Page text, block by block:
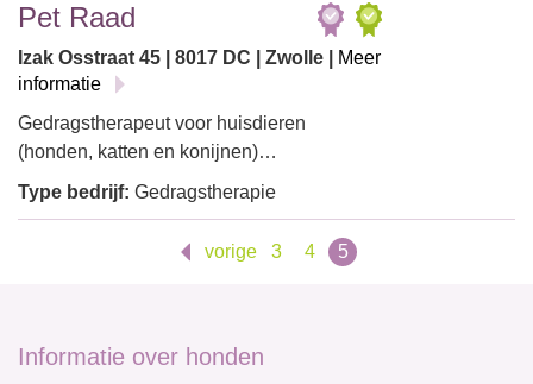
Pet Raad
Izak Osstraat 45 | 8017 DC | Zwolle |
Meer
informatie
Gedragstherapeut voor huisdieren
(honden, katten en konijnen)…
Type bedrijf: Gedragstherapie
vorige 3 4 5
Informatie over honden